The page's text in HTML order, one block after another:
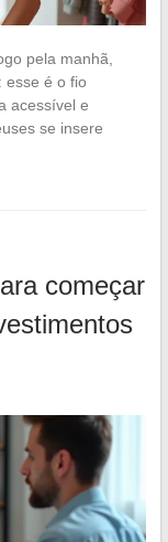
pela manhã,
esse é o fio
acessível e
se insere
começar